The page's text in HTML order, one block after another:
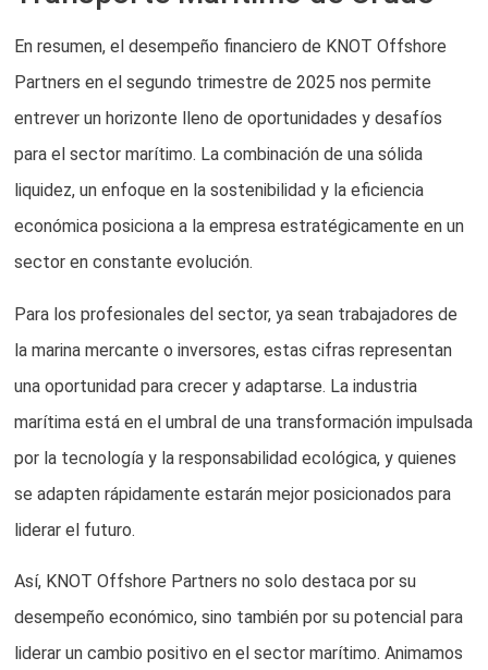
En resumen, el desempeño financiero de KNOT Offshore
Partners en el segundo trimestre de 2025 nos permite
entrever un horizonte lleno de oportunidades y desafíos
para el sector marítimo. La combinación de una sólida
liquidez, un enfoque en la sostenibilidad y la eficiencia
económica posiciona a la empresa estratégicamente en un
sector en constante evolución.
Para los profesionales del sector, ya sean trabajadores de
la marina mercante o inversores, estas cifras representan
una oportunidad para crecer y adaptarse. La industria
marítima está en el umbral de una transformación impulsada
por la tecnología y la responsabilidad ecológica, y quienes
se adapten rápidamente estarán mejor posicionados para
liderar el futuro.
Así, KNOT Offshore Partners no solo destaca por su
desempeño económico, sino también por su potencial para
liderar un cambio positivo en el sector marítimo. Animamos